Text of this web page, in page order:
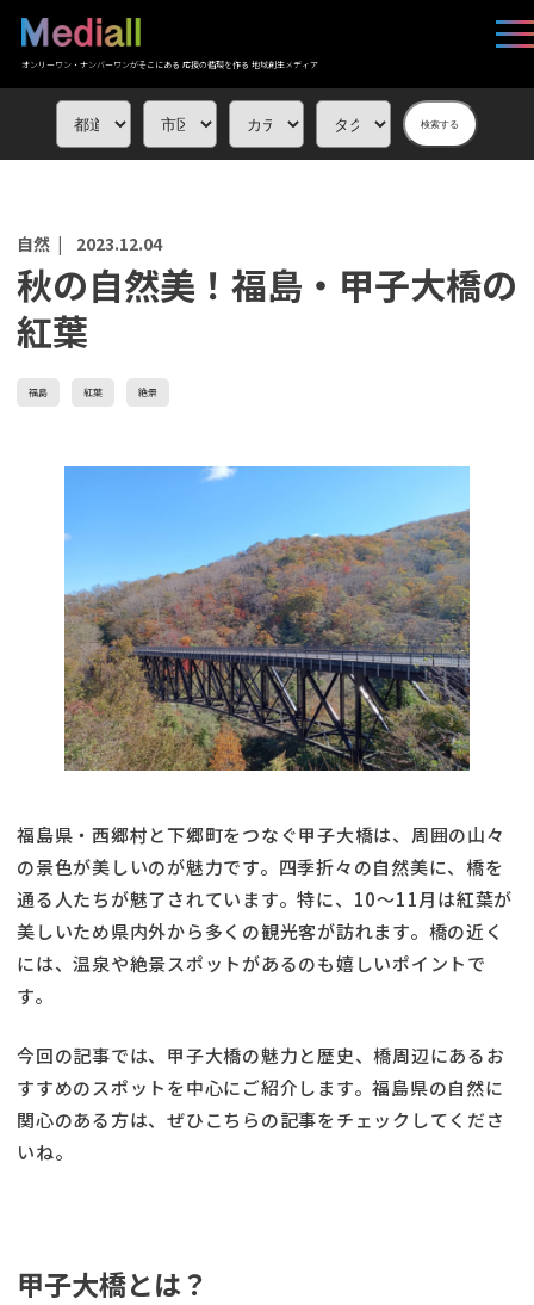
オンリーワン・ナンバーワンがそこにある 応援の循環を作る 地域創生メディア
検索する
自然 | 2023.12.04
秋の自然美！福島・甲子大橋の
紅葉
福島 紅葉 絶景
福島県・西郷村と下郷町をつなぐ甲子大橋は、周囲の山々
の景色が美しいのが魅力です。四季折々の自然美に、橋を
通る人たちが魅了されています。特に、10～11月は紅葉が
美しいため県内外から多くの観光客が訪れます。橋の近く
には、温泉や絶景スポットがあるのも嬉しいポイントで
す。
今回の記事では、甲子大橋の魅力と歴史、橋周辺にあるお
すすめのスポットを中心にご紹介します。福島県の自然に
関心のある方は、ぜひこちらの記事をチェックしてくださ
いね。
甲子大橋とは？